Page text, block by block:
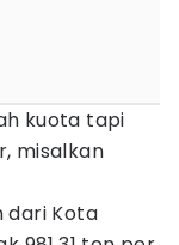
kuota tapi
misalkan
dari Kota